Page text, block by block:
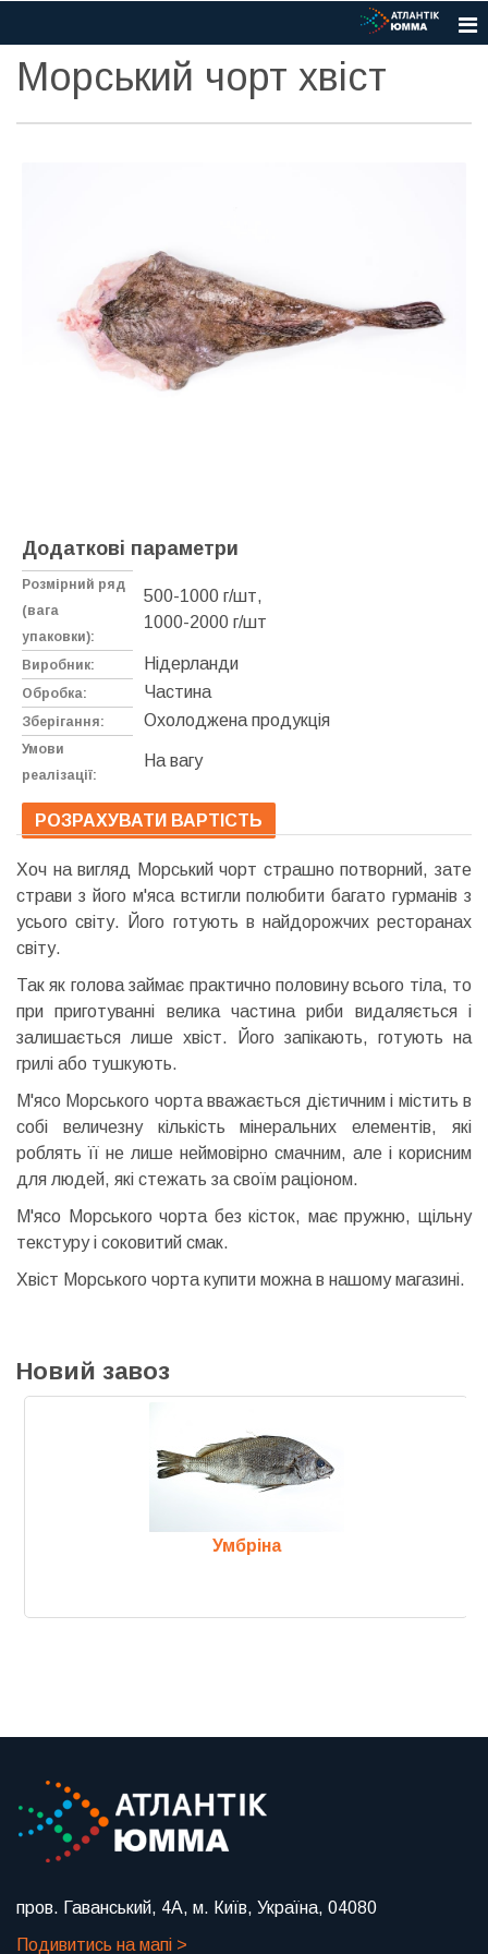
Морський чорт хвіст
Додаткові параметри
Розмірний ряд
(вага
упаковки):
500-1000 г/шт,
1000-2000 г/шт
Виробник: Нідерланди
Обробка: Частина
Зберігання: Охолоджена продукція
Умови
реалізації:
На вагу
РОЗРАХУВАТИ ВАРТІСТЬ
Хоч на вигляд Морський чорт страшно потворний, зате
страви з його м'яса встигли полюбити багато гурманів з
усього світу. Його готують в найдорожчих ресторанах
світу.
Так як голова займає практично половину всього тіла, то
при приготуванні велика частина риби видаляється і
залишається лише хвіст. Його запікають, готують на
грилі або тушкують.
М'ясо Морського чорта вважається дієтичним і містить в
собі величезну кількість мінеральних елементів, які
роблять її не лише неймовірно смачним, але і корисним
для людей, які стежать за своїм раціоном.
М'ясо Морського чорта без кісток, має пружню, щільну
текстуру і соковитий смак.
Хвіст Морського чорта купити можна в нашому магазині.
Новий завоз
Умбріна
пров. Гаванський, 4А, м. Київ, Україна, 04080
Подивитись на мапі >